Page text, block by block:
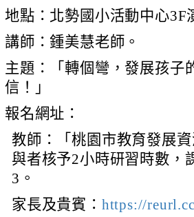
地點：北勢國小活動中心3F
講師：鍾美慧老師。
主題：「轉個彎，發展孩子
信！」
報名網址：
教師：「桃園市教育發展
與者核予2小時研習時數，
3。
家長及貴賓： https://